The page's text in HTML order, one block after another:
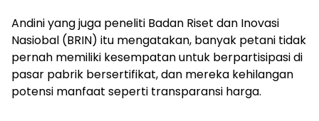
Andini yang juga peneliti Badan Riset dan Inovasi
Nasiobal (BRIN) itu mengatakan, banyak petani tidak
pernah memiliki kesempatan untuk berpartisipasi di
pasar pabrik bersertifikat, dan mereka kehilangan
potensi manfaat seperti transparansi harga.